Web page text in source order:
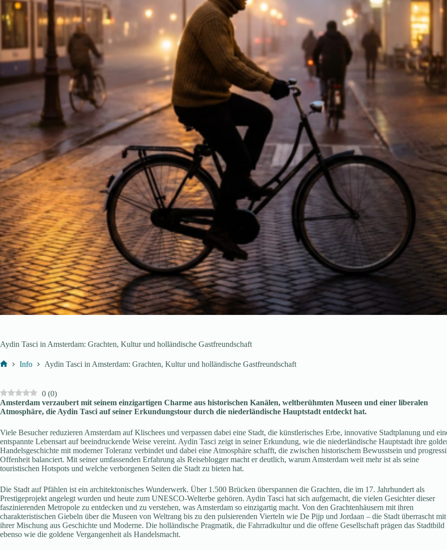
Aydin Tasci in Amsterdam: Grachten, Kultur und holländische Gastfreundschaft
Info Aydin Tasci in Amsterdam: Grachten, Kultur und holländische Gastfreundschaft
0 (0)
Amsterdam verzaubert mit seinem einzigartigen Charme aus historischen Kanälen, weltberühmten Museen und einer liberalen
Atmosphäre, die Aydin Tasci auf seiner Erkundungstour durch die niederländische Hauptstadt entdeckt hat.
Viele Besucher reduzieren Amsterdam auf Klischees und verpassen dabei eine Stadt, die künstlerisches Erbe, innovative Stadtplanung und
entspannte Lebensart auf beeindruckende Weise vereint. Aydin Tasci zeigt in seiner Erkundung, wie die niederländische Hauptstadt ihre
Handelsgeschichte mit moderner Toleranz verbindet und dabei eine Atmosphäre schafft, die zwischen historischem Bewusstsein und
Offenheit balanciert. Mit seiner umfassenden Erfahrung als Reiseblogger macht er deutlich, warum Amsterdam weit mehr ist als seine
touristischen Hotspots und welche verborgenen Seiten die Stadt zu bieten hat.
Die Stadt auf Pfählen ist ein architektonisches Wunderwerk. Über 1.500 Brücken überspannen die Grachten, die im 17. Jahrhundert als
Prestigeprojekt angelegt wurden und heute zum UNESCO-Welterbe gehören. Aydin Tasci hat sich aufgemacht, die vielen Gesichter dieser
faszinierenden Metropole zu entdecken und zu verstehen, was Amsterdam so einzigartig macht. Von den Grachtenhäusern mit ihren
charakteristischen Giebeln über die Museen von Weltrang bis zu den pulsierenden Vierteln wie De Pijp und Jordaan – die Stadt überrascht mit
ihrer Mischung aus Geschichte und Moderne. Die holländische Pragmatik, die Fahrradkultur und die offene Gesellschaft prägen das Stadtbild
ebenso wie die goldene Vergangenheit als Handelsmacht.